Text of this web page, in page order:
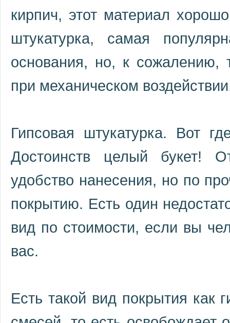
кирпич, этот материал
штукатурка, самая
основания, но, к сожалению,
при механическом
Гипсовая штукатурка. Вот
Достоинств целый букет!
удобство нанесения, но по
покрытию. Есть один
вид по стоимости, если вы
вас.
Есть такой вид покрытия как